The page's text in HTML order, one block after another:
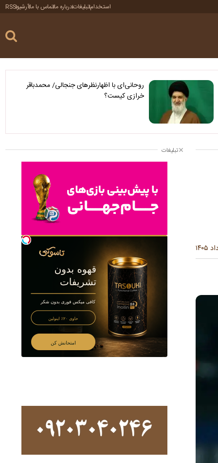
استخدامتبلیغاتدرباره ماتماس با ماآرشیوRSS
روحانی‌ای با اظهارنظرهای جنجالی/ محمدباقر
خرازی کیست؟
تبلیغات